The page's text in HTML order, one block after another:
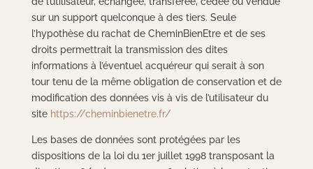
sur un support quelconque à des tiers. Seule
l’hypothèse du rachat de CheminBienEtre et de ses
droits permettrait la transmission des dites
informations à l’éventuel acquéreur qui serait à son
tour tenu de la même obligation de conservation et de
modification des données vis à vis de l’utilisateur du
site https://cheminbienetre.fr/
Les bases de données sont protégées par les
dispositions de la loi du 1er juillet 1998 transposant la